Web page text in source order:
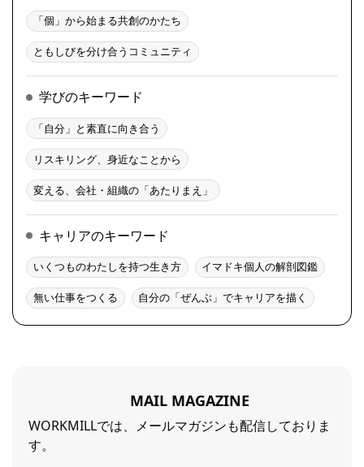
「個」から始まる共創のかたち
ともしびを分け合うコミュニティ
学びのキーワード
「自分」と素直に向き合う
リスキリング、身近なことから
変える、会社・組織の「あたりまえ」
キャリアのキーワード
いくつものわたしを持つ生き方 イマドキ個人の解剖図鑑
無い仕事をつくる 自分の「ぜんぶ」でキャリアを描く
MAIL MAGAZINE
WORKMILLでは、メールマガジンも配信しておりま
す。